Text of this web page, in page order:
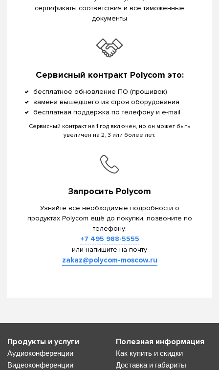
сертификаты соответствия и все таможенные
документы
Сервисный контракт Polycom это:
бесплатное обновление ПО (прошивок)
замена вышедшего из строя оборудования
бесплатная поддержка по телефону и e-mail
Сервисный контракт на 1 год включен, но он может быть
увеличен на 2, 3 или более лет.
Запросить Polycom
Узнайте все необходимые подробности о
продуктах Polycom ещё до покупки, позвоните по
телефону:
+7 495 988-5555
или напишите на почту
zakaz@polycom-moscow.ru
Продукты и услуги
Аудиоконференции
Видеоконференции
Полезная информация
Как купить и скидки
Доставка и габариты